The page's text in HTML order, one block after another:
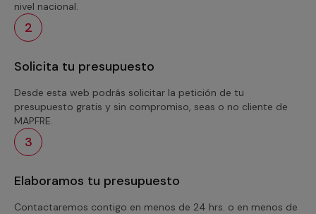
nivel nacional.
2
Solicita tu presupuesto
Desde esta web podrás solicitar la petición de tu
presupuesto gratis y sin compromiso, seas o no cliente de
MAPFRE.
3
Elaboramos tu presupuesto
Contactaremos contigo en menos de 24 hrs. o en menos de